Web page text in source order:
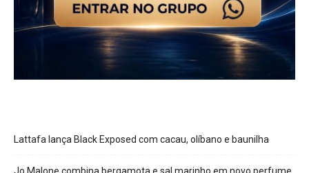
Lattafa lança Black Exposed com cacau, olíbano e baunilha